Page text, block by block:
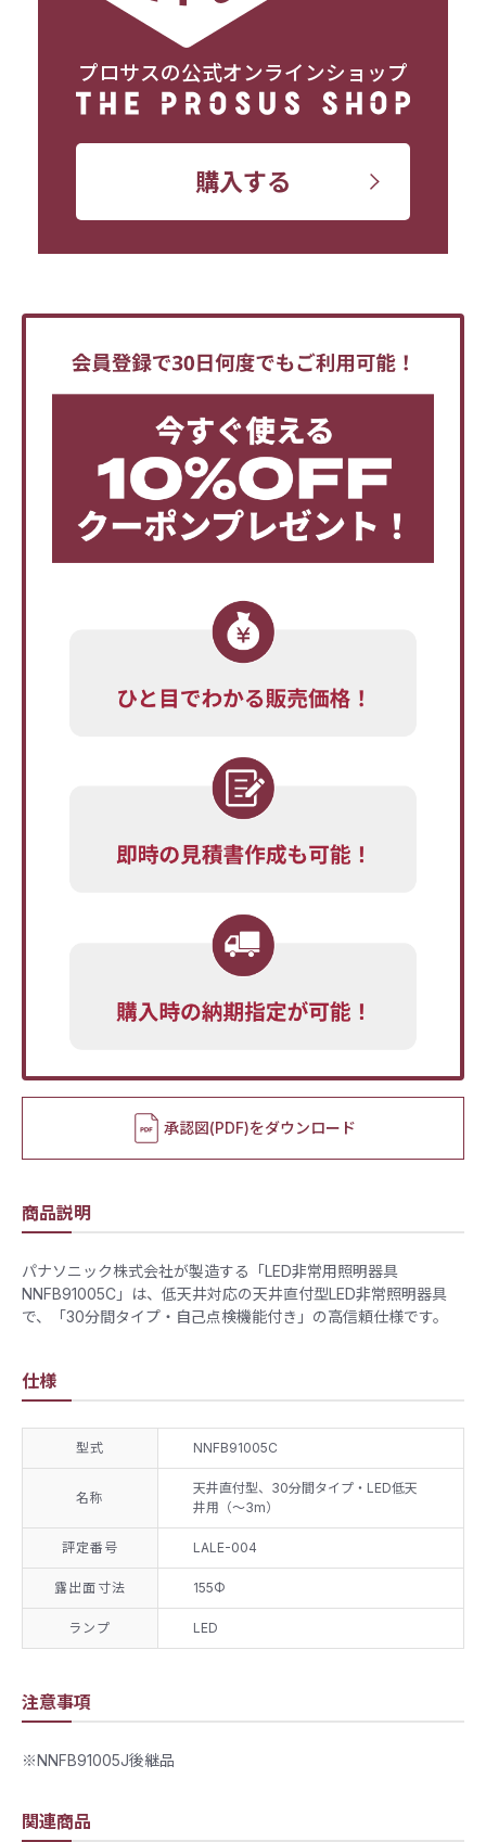
関連商品
プロサスの公式オンラインショップ
購入する
承認図(PDF)をダウンロード
商品説明
パナソニック株式会社が製造する「LED非常用照明器具
NNFB91005C」は、低天井対応の天井直付型LED非常照明器具
で、「30分間タイプ・自己点検機能付き」の高信頼仕様です。
仕様
型式 NNFB91005C
名称
天井直付型、30分間タイプ・LED低天
井用（～3m）
評定番号 LALE-004
露出面寸法 155Φ
ランプ LED
注意事項
※NNFB91005J後継品